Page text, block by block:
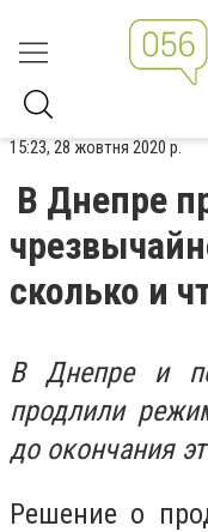
15:23, 28 жовтня 2020 р.
В Днепре
сколько и
В Днепре и
продлили
до окончания
Решение о